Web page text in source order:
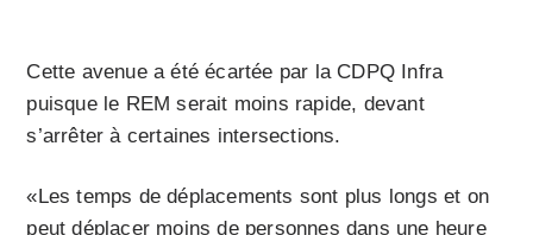
Cette avenue a été écartée par la CDPQ Infra
puisque le REM serait moins rapide, devant
s’arrêter à certaines intersections.
«Les temps de déplacements sont plus longs et on
peut déplacer moins de personnes dans une heure